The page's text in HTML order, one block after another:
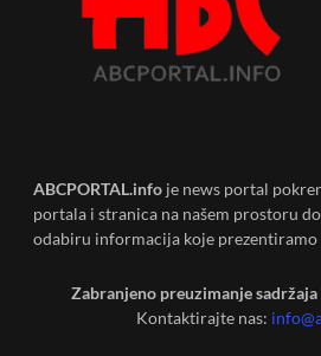
ABCPORTAL.info je news portal
portala i stranica na našem prostoru
odabiru informacija koje prezentiramo
Zabranjeno preuzimanje
Kontaktirajte nas: